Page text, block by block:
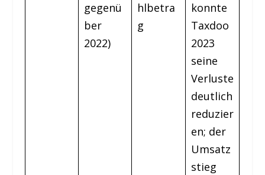
gegenü
ber
2022)
hlbetra
g
konnte
Taxdoo
2023
seine
Verluste
deutlich
reduzier
en; der
Umsatz
stieg